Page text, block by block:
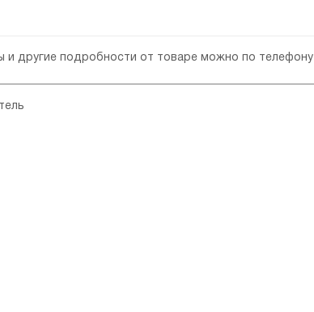
и другие подробности от товаре можно по телефону